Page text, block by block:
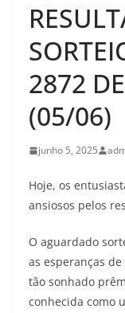
2872
(05/06)
junho 5, 2025
Hoje, os
ansiosos pelos
O aguardado
as esperanças
tão sonhado
conhecida como